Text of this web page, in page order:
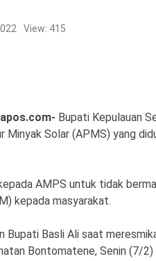
View: 415
Bupati Kepulauan
Minyak Solar (APMS) yang
AMPS untuk tidak
kepada masyarakat.
Bupati Basli Ali saat
Bontomatene, Senin (7/2)